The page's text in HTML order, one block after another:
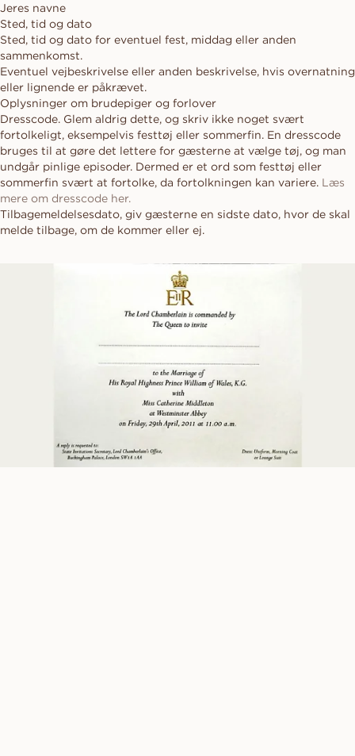
Jeres navne
Sted, tid og dato
Sted, tid og dato for eventuel fest, middag eller anden
sammenkomst.
Eventuel vejbeskrivelse eller anden beskrivelse, hvis overnatning
eller lignende er påkrævet.
Oplysninger om brudepiger og forlover
Dresscode. Glem aldrig dette, og skriv ikke noget svært
fortolkeligt, eksempelvis festtøj eller sommerfin. En dresscode
bruges til at gøre det lettere for gæsterne at vælge tøj, og man
undgår pinlige episoder. Dermed er et ord som festtøj eller
sommerfin svært at fortolke, da fortolkningen kan variere. Læs
mere om dresscode her.
Tilbagemeldelsesdato, giv gæsterne en sidste dato, hvor de skal
melde tilbage, om de kommer eller ej.